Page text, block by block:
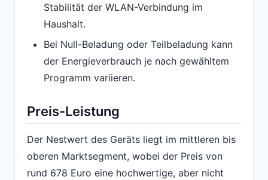
Stabilität der WLAN-Verbindung im
Haushalt.
Bei Null-Beladung oder Teilbeladung kann
der Energieverbrauch je nach gewähltem
Programm variieren.
Preis-Leistung
Der Nestwert des Geräts liegt im mittleren bis
oberen Marktsegment, wobei der Preis von
rund 678 Euro eine hochwertige, aber nicht